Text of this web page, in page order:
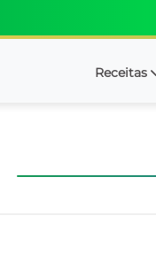
Receitas